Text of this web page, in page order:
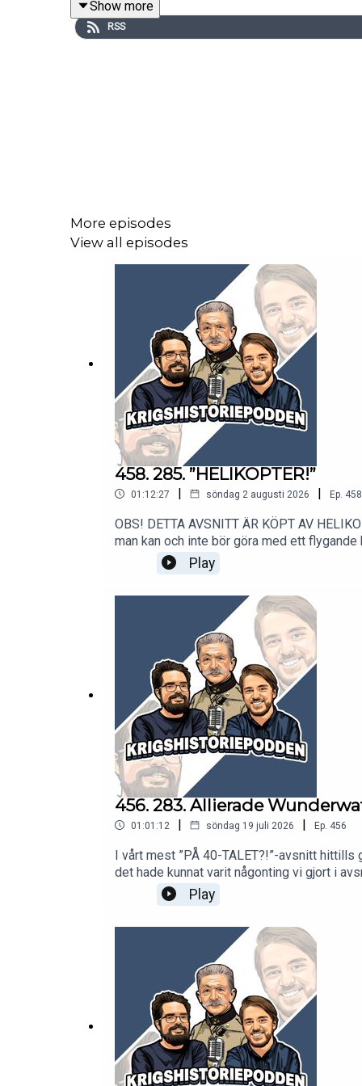
Dessutom: anatoliska björnattacker,
Show more
RSS
More episodes
View all episodes
458. 285. ”HELIKOPTER!”
01:12:27 | söndag 2 augusti 2026 | Ep. 458
OBS! DETTA AVSNITT ÄR KÖPT AV
man kan och inte bör göra med ett
vänjer sig.Mattis tar ett exempel på en
(101. luftburnas insatser under
på. Dessutom: biceps ersätter
luften, Arlanda ska intas på två timmar,
hos 2. Helikopterskvadron på
Play
456. 283. Allierade
01:01:12 | söndag 19 juli 2026 | Ep. 456
I vårt mest ”PÅ 40-TALET?!”-avsnitt
det hade kunnat varit någonting vi gjort i
var både Wunder och waffen; men
(nåja) de utvecklade som antingen
nya (plural) favoritord på tyska, drönare
fåglar, och mycket mer!
Play